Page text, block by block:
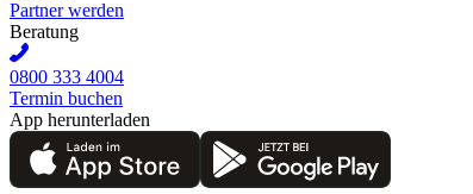
Partner werden
Beratung
0800 333 4004
Termin buchen
App herunterladen